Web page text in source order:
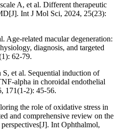
A, et al. Different therapeutic
Int J Mol Sci, 2024, 25(23):
Age-related macular degeneration:
diagnosis, and targeted
62-79.
et al. Sequential induction of
alpha in choroidal endothelial
171(1-2): 45-56.
the role of oxidative stress in
and comprehensive review on the
Int Ophthalmol,